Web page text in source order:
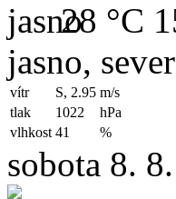
28 °C
jasno,
vítr S, 2.95 m/s
tlak
1022
hPa
vlhkost 41 %
sobota 8.